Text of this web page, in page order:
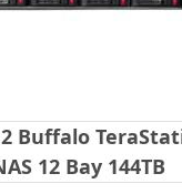
Buffalo
12 Bay 144TB